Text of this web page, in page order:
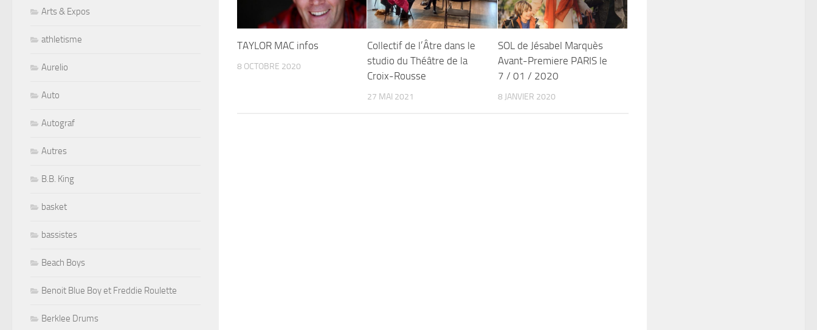
TAYLOR MAC infos
8 OCTOBRE 2020
Collectif de l’Âtre dans le
studio du Théâtre de la
Croix-Rousse
27 MAI 2021
SOL de Jésabel Marquès
Avant-Premiere PARIS le
7 / 01 / 2020
8 JANVIER 2020
Arts & Expos
athletisme
Aurelio
Auto
Autograf
Autres
B.B. King
basket
bassistes
Beach Boys
Benoit Blue Boy et Freddie Roulette
Berklee Drums